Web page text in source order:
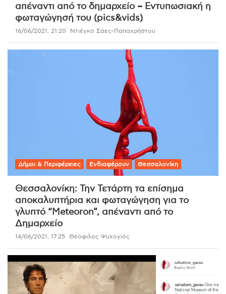
απέναντι από το δημαρχείο – Εντυπωσιακή η
φωταγώγησή του (pics&vids)
16/06/2021, 21:20 Ντιέγκο Σάες-Παπαχρήστου
Δήμοι & Περιφέρειες Ενδιαφέρουν Θεσσαλονίκη
Θεσσαλονίκη: Την Τετάρτη τα επίσημα
αποκαλυπτήρια και φωταγώγηση για το
γλυπτό “Meteoron”, απέναντι από το
Δημαρχείο
14/06/2021, 17:25 Θεόφιλος Ψυχογιός